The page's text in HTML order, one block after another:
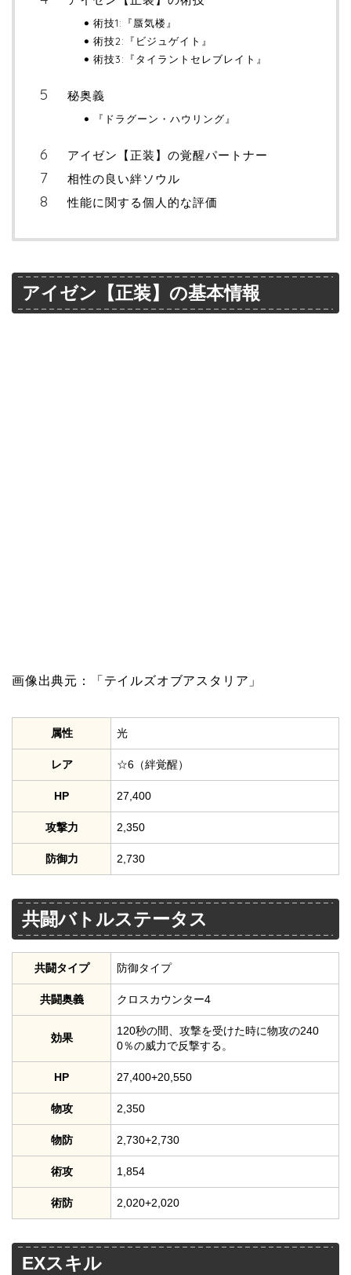
術技1:『蜃気楼』
術技2:『ビジュゲイト』
術技3:『タイラントセレブレイト』
秘奥義
『ドラグーン・ハウリング』
アイゼン【正装】の覚醒パートナー
相性の良い絆ソウル
性能に関する個人的な評価
アイゼン【正装】の基本情報
画像出典元：「テイルズオブアスタリア」
属性 光
レア ☆6（絆覚醒）
HP 27,400
攻撃力 2,350
防御力 2,730
共闘バトルステータス
共闘タイプ 防御タイプ
共闘奥義 クロスカウンター4
効果
120秒の間、攻撃を受けた時に物攻の240
0％の威力で反撃する。
HP 27,400+20,550
物攻 2,350
物防 2,730+2,730
術攻 1,854
術防 2,020+2,020
EXスキル